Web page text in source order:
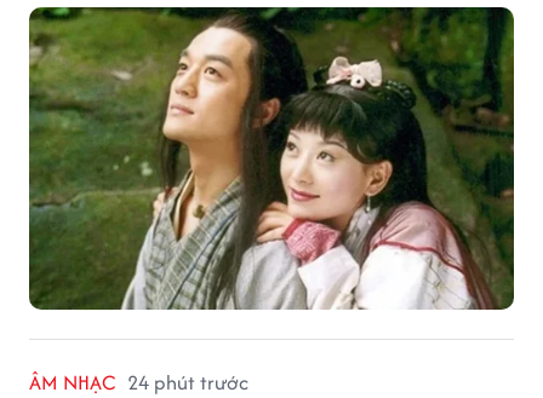
ÂM NHẠC 24 phút trước